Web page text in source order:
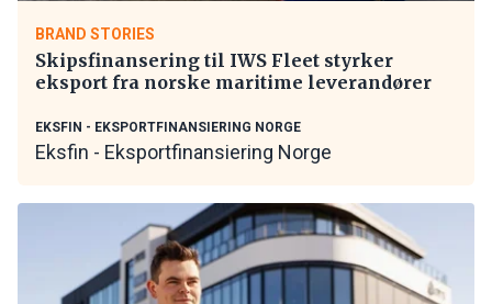
BRAND STORIES
Skipsfinansering til IWS Fleet styrker
eksport fra norske maritime leverandører
EKSFIN - EKSPORTFINANSIERING NORGE
Eksfin - Eksportfinansiering Norge